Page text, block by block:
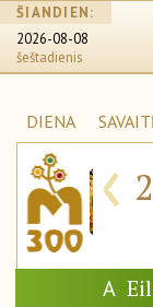
ŠIANDIEN:
2026-08-08
šeštadienis
DIENA
‹
A